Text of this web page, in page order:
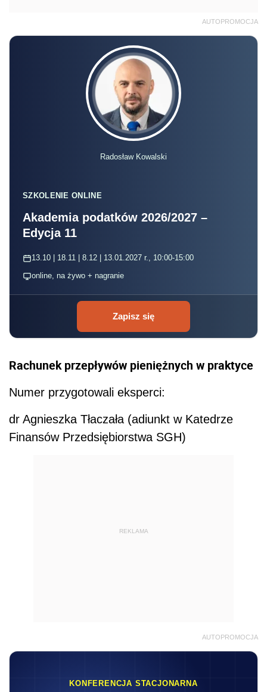
AUTOPROMOCJA
Radosław Kowalski
SZKOLENIE ONLINE
Akademia podatków 2026/2027 –
Edycja 11
13.10 | 18.11 | 8.12 | 13.01.2027 r., 10:00-15:00
online, na żywo + nagranie
Zapisz się
Rachunek przepływów pieniężnych w praktyce
Numer przygotowali eksperci:
dr Agnieszka Tłaczała (adiunkt w Katedrze
Finansów Przedsiębiorstwa SGH)
REKLAMA
AUTOPROMOCJA
KONFERENCJA STACJONARNA